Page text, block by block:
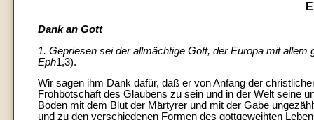
Dank an Gott
1. Gepriesen sei der allmächtige Gott, der Europa mit
Eph1,3).
Wir sagen ihm Dank dafür, daß er von Anfang der
Frohbotschaft des Glaubens zu sein und in der Welt seine
Boden mit dem Blut der Märtyrer und mit der Gabe
und zu den verschiedenen Formen des gottgeweihten